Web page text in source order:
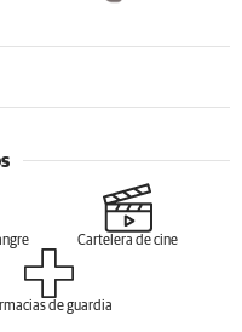
Cartelera de cine
de guardia